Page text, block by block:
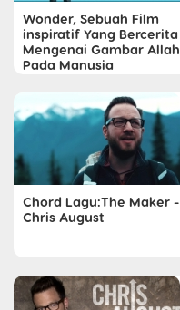
Wonder, Sebuah Film
inspiratif Yang Bercerita
Mengenai Gambar Allah
Pada Manusia
Chord Lagu:The Maker -
Chris August